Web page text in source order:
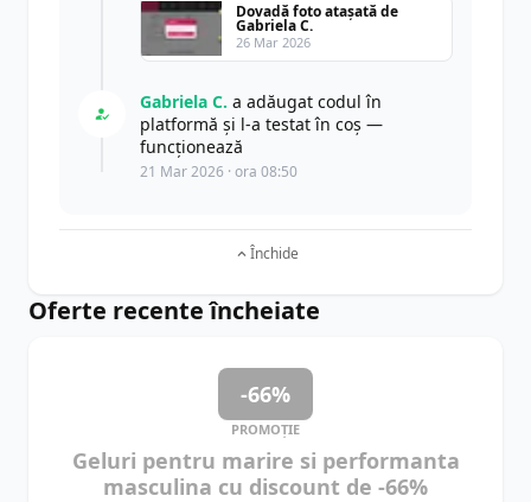
Dovadă foto atașată de
Gabriela C.
26 Mar 2026
Gabriela C. a adăugat codul în
platformă și l-a testat în coș —
funcționează
21 Mar 2026 · ora 08:50
Închide
Oferte recente încheiate
-66%
PROMOȚIE
Geluri pentru marire si performanta
masculina cu discount de -66%